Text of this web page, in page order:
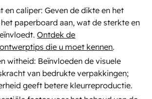
en caliper: Geven de dikte en het
paperboard aan, wat de sterkte en
Ontdek de
die u moet kennen.
witheid: Beïnvloeden de visuele
van bedrukte verpakkingen;
geeft betere kleurreproductie.